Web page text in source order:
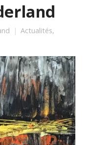
Actualités,